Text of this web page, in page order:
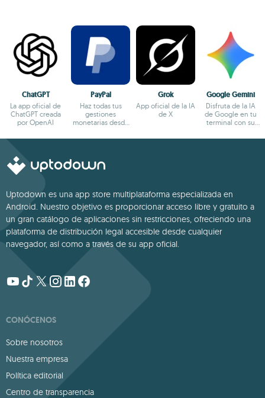
ChatGPT
La app oficial de
ChatGPT creada
por OpenAI
PayPal
Haz todas tus
gestiones
monetarias desde
Android
Grok
App oficial de la IA
de X
Google Gemini
Disfruta de la IA
de Google en tu
terminal con su
Uptodown es una app store multiplataforma especializada en
Android. Nuestro objetivo es proporcionar acceso libre y gratuito a
un gran catálogo de aplicaciones sin restricciones, ofreciendo una
plataforma de distribución legal accesible desde cualquier
navegador, así como a través de su app oficial.
CONÓCENOS
Sobre nosotros
Nuestra empresa
Política editorial
Centro de transparencia